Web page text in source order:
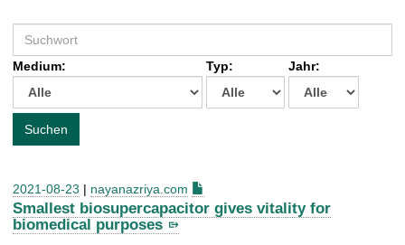
u
c
e
h
:
Medium: Typ: Jahr:
Suchen
2021-08-23 | nayanazriya.com
Smallest biosupercapacitor gives vitality for
biomedical purposes